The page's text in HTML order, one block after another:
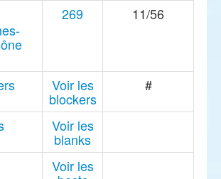
269 11/56
Voir les
blockers
#
Voir les
blanks
Voir les